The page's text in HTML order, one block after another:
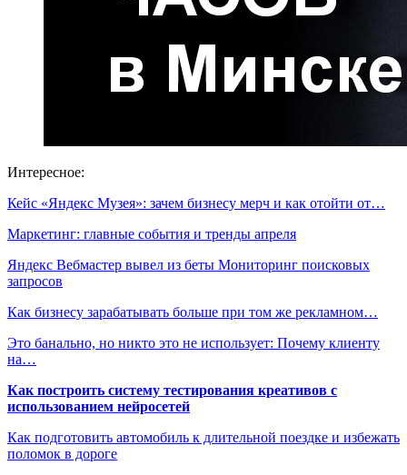
Интересное:
Кейс «Яндекс Музея»: зачем бизнесу мерч и как отойти от…
Маркетинг: главные события и тренды апреля
Яндекс Вебмастер вывел из беты Мониторинг поисковых
запросов
Как бизнесу зарабатывать больше при том же рекламном…
Это банально, но никто это не использует: Почему клиенту
на…
Как построить систему тестирования креативов с
использованием нейросетей
Как подготовить автомобиль к длительной поездке и избежать
поломок в дороге